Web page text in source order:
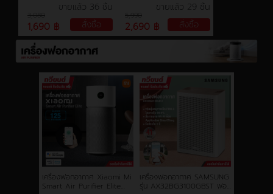
3,080
1,690 ฿
ขายแล้ว 36 ชิ้น
สั่งซื้อ
5,990
2,690 ฿
ขายแล้ว 29 ชิ้น
สั่งซื้อ
เครื่องฟอกอากาศ Xiaomi Mi
Smart Air Purifier Elite
เครื่องฟอกอากาศ SAMSUNG
รุ่น AX32BG3100GBST ฟอก